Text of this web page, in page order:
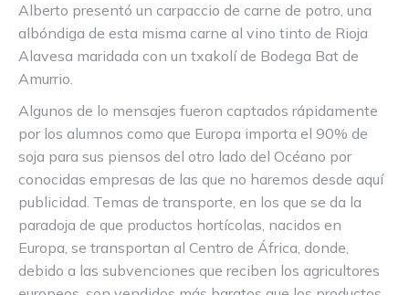
Alberto presentó un carpaccio de carne de potro, una
albóndiga de esta misma carne al vino tinto de Rioja
Alavesa maridada con un txakolí de Bodega Bat de
Amurrio.
Algunos de lo mensajes fueron captados rápidamente
por los alumnos como que Europa importa el 90% de
soja para sus piensos del otro lado del Océano por
conocidas empresas de las que no haremos desde aquí
publicidad. Temas de transporte, en los que se da la
paradoja de que productos hortícolas, nacidos en
Europa, se transportan al Centro de África, donde,
debido a las subvenciones que reciben los agricultores